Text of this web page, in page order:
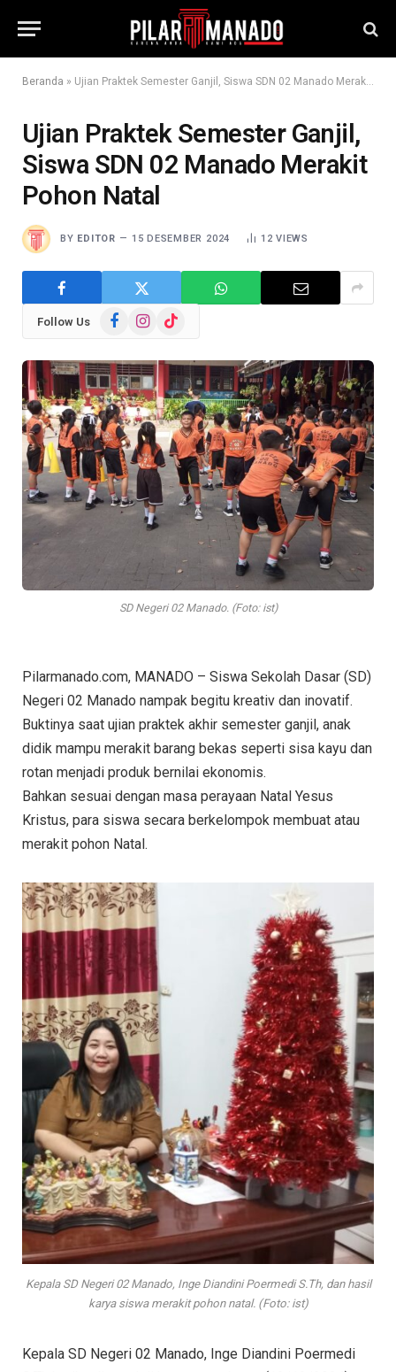
Beranda » Ujian Praktek Semester Ganjil, Siswa SDN 02 Manado Merakit Pohon Natal
Ujian Praktek Semester Ganjil,
Siswa SDN 02 Manado Merakit
Pohon Natal
BY EDITOR 15 DESEMBER 2024 12VIEWS
Follow Us FacebookInstagram
TikTok
SD Negeri 02 Manado. (Foto: ist)
Pilarmanado.com, MANADO – Siswa Sekolah Dasar (SD)
Negeri 02 Manado nampak begitu kreativ dan inovatif.
Buktinya saat ujian praktek akhir semester ganjil, anak
didik mampu merakit barang bekas seperti sisa kayu dan
rotan menjadi produk bernilai ekonomis.
Bahkan sesuai dengan masa perayaan Natal Yesus
Kristus, para siswa secara berkelompok membuat atau
merakit pohon Natal.
Kepala SD Negeri 02 Manado, Inge Diandini Poermedi S.Th, dan hasil
karya siswa merakit pohon natal. (Foto: ist)
Kepala SD Negeri 02 Manado, Inge Diandini Poermedi